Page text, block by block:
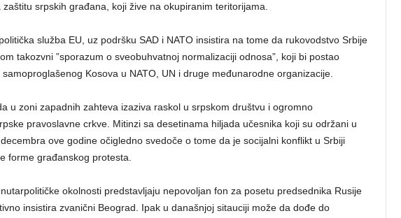
zaštitu srpskih građana, koji žive na okupiranim teritorijama.
služba EU, uz podršku SAD i NATO insistira na tome da rukovodstvo Srbije
takozvni ”sporazum o sveobuhvatnoj normalizaciji odnosa”, koji bi postao
Kosova u NATO, UN i druge međunarodne organizacije.
u zoni zapadnih zahteva izaziva raskol u srpskom društvu i ogromno
pravoslavne crkve. Mitinzi sa desetinama hiljada učesnika koji su održani u
ove godine očigledno svedoče o tome da je socijalni konflikt u Srbiji
forme građanskog protesta.
okolnosti predstavljaju nepovoljan fon za posetu predsednika Rusije
insistira zvanični Beograd. Ipak u današnjoj sitauciji može da dođe do